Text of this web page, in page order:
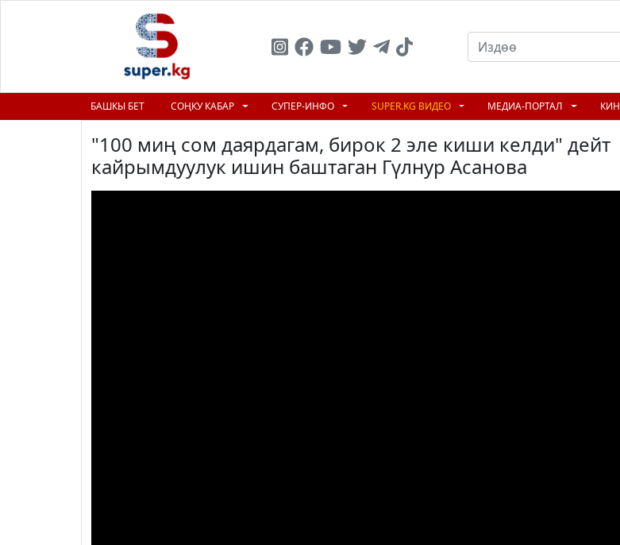
БАШКЫ БЕТ СОҢКУ КАБАР СУПЕР-ИНФО SUPER.KG ВИДЕО МЕДИА-ПОРТАЛ
"100 миң сом даярдагам, бирок 2 эле киши келди" дейт
кайрымдуулук ишин баштаган Гүлнур Асанова